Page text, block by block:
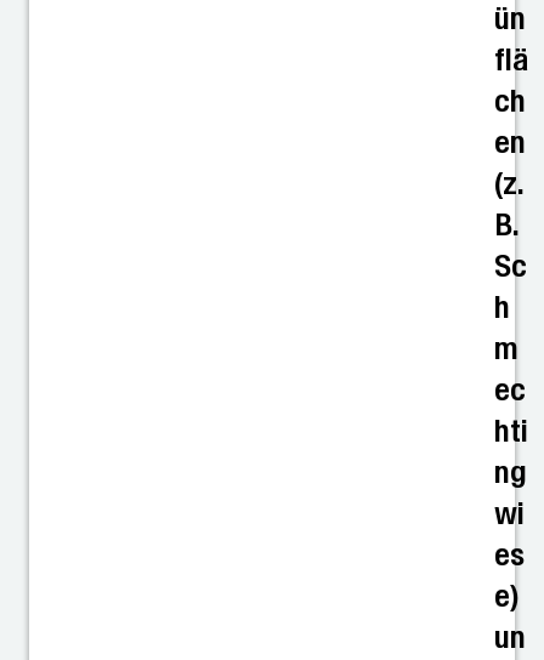
ün
flä
ch
en
(z.
B.
Sc
h
m
ec
hti
ng
wi
es
e)
un